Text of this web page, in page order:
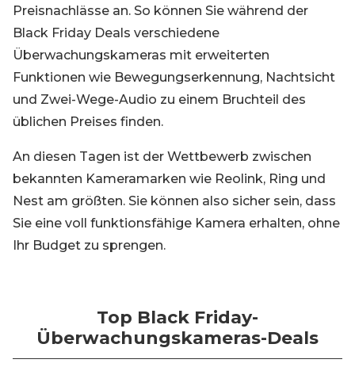
Preisnachlässe an. So können Sie während der
Black Friday Deals verschiedene
Überwachungskameras mit erweiterten
Funktionen wie Bewegungserkennung, Nachtsicht
und Zwei-Wege-Audio zu einem Bruchteil des
üblichen Preises finden.
An diesen Tagen ist der Wettbewerb zwischen
bekannten Kameramarken wie Reolink, Ring und
Nest am größten. Sie können also sicher sein, dass
Sie eine voll funktionsfähige Kamera erhalten, ohne
Ihr Budget zu sprengen.
Top Black Friday-
Überwachungskameras-Deals